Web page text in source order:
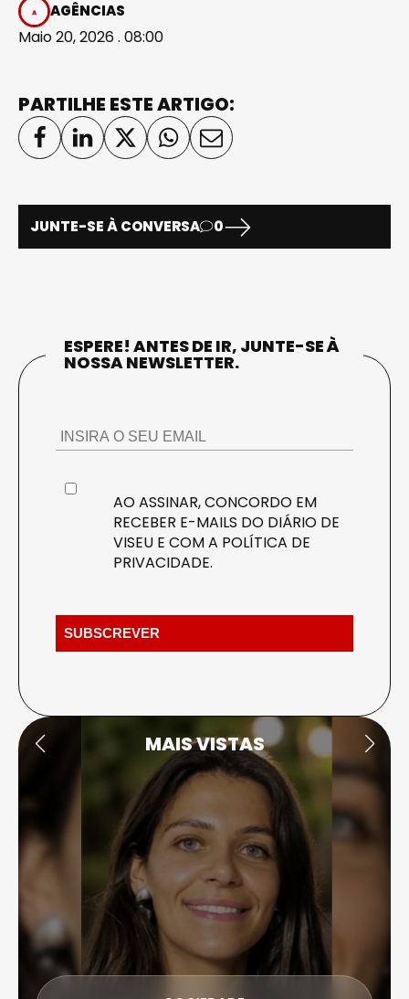
AGÊNCIAS
Maio 20, 2026 . 08:00
PARTILHE ESTE ARTIGO:
JUNTE-SE À CONVERSA 0
ESPERE! ANTES DE IR, JUNTE-SE À
NOSSA NEWSLETTER.
AO ASSINAR, CONCORDO EM
RECEBER E-MAILS DO DIÁRIO DE
VISEU E COM A POLÍTICA DE
PRIVACIDADE.
MAIS VISTAS